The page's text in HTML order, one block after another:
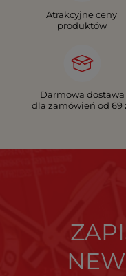
Atrakcyjne ceny
produktów
Darmowa dostawa
dla zamówień od 69